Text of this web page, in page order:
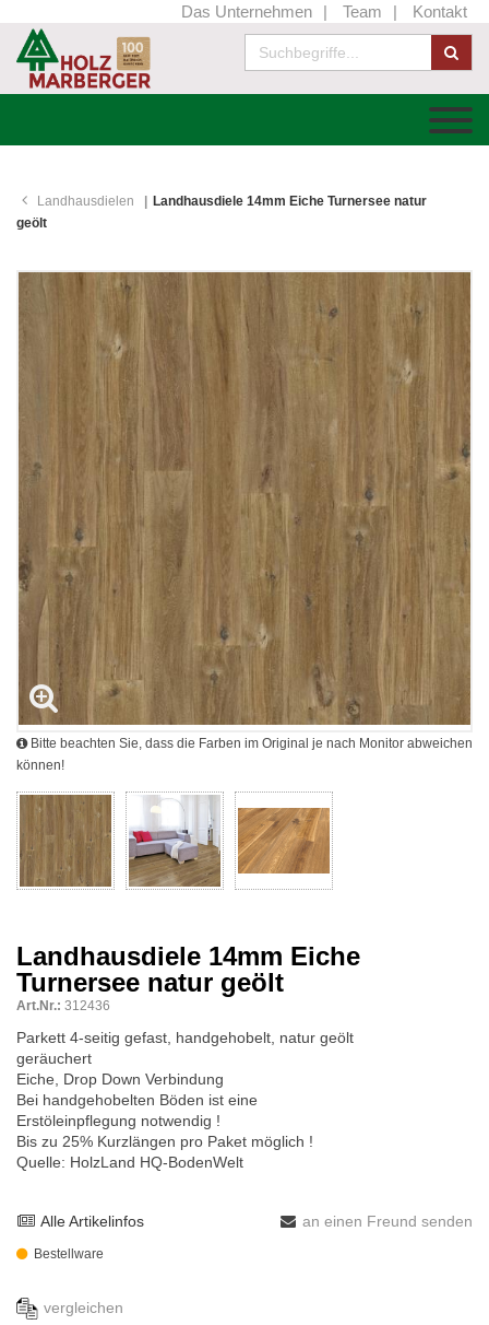
Das Unternehmen Team Kontakt
Landhausdielen
Landhausdiele 14mm Eiche Turnersee natur
geölt
Bitte beachten Sie, dass die Farben im Original je nach Monitor abweichen
können!
Landhausdiele 14mm Eiche
Turnersee natur geölt
Art.Nr.: 312436
Parkett 4-seitig gefast, handgehobelt, natur geölt
geräuchert
Eiche, Drop Down Verbindung
Bei handgehobelten Böden ist eine
Erstöleinpflegung notwendig !
Bis zu 25% Kurzlängen pro Paket möglich !
Quelle: HolzLand HQ-BodenWelt
Alle Artikelinfos an einen Freund senden
Bestellware
vergleichen